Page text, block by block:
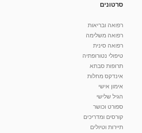
סרטונים
רפואה ובריאות
רפואה משלימה
רפואה סינית
טיפולי נטורופתיה
תרופות סבתא
אינדקס מחלות
אימון אישי
הגיל שלישי
ספורט וכושר
קורסים ומדריכים
תיירות וטיולים